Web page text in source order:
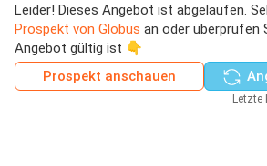
Leider! Dieses Angebot ist abgelaufen.
Prospekt von Globus an oder überprüfen
Angebot gültig ist 👇
Prospekt anschauen
Letzte